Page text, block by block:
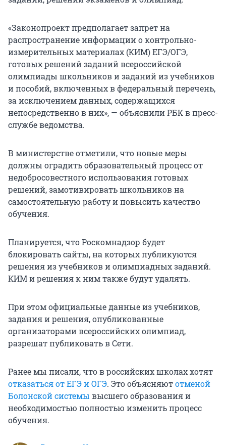
«Законопроект предполагает запрет на
распространение информации о контрольно-
измерительных материалах (КИМ) ЕГЭ/ОГЭ,
готовых решений заданий всероссийской
олимпиады школьников и заданий из учебников
и пособий, включенных в федеральный перечень,
за исключением данных, содержащихся
непосредственно в них», — объяснили РБК в пресс-
службе ведомства.
В министерстве отметили, что новые меры
должны оградить образовательный процесс от
недобросовестного использования готовых
решений, замотивировать школьников на
самостоятельную работу и повысить качество
обучения.
Планируется, что Роскомнадзор будет
блокировать сайты, на которых публикуются
решения из учебников и олимпиадных заданий.
КИМ и решения к ним также будут удалять.
При этом официальные данные из учебников,
задания и решения, опубликованные
организаторами всероссийских олимпиад,
разрешат публиковать в Сети.
Ранее мы писали, что в российских школах хотят
отказаться от ЕГЭ и ОГЭ. Это объясняютотменой
Болонской системы высшего образования и
необходимостью полностью изменить процесс
обучения.